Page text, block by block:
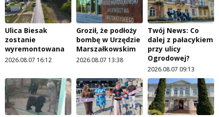
Ulica Biesak
zostanie
wyremontowana
2026.08.07 16:12
Groził, że podłoży
bombę w Urzędzie
Marszałkowskim
2026.08.07 13:38
Twój News: Co
dalej z pałacykiem
przy ulicy
Ogrodowej?
2026.08.07 09:13